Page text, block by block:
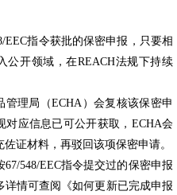
EEC指令获批的保密申报，只要相
公开领域，在REACH法规下持续
管理局（ECHA）会复核该保密申
对应信息已可公开获取，ECHA会
证材料，再驳回该项保密申请。
67/548/EEC指令提交过的保密申报
详情可查阅《如何更新已完成申报